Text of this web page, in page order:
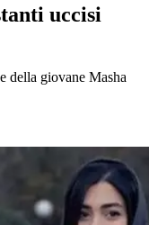
uccisi
della giovane Masha